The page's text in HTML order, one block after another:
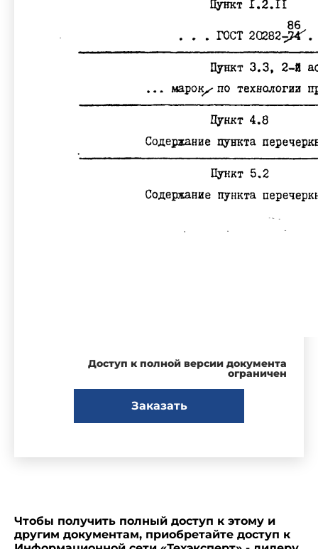
Доступ к полной версии документа
ограничен
Заказать
Чтобы получить полный доступ к этому и
другим документам, приобретайте доступ к